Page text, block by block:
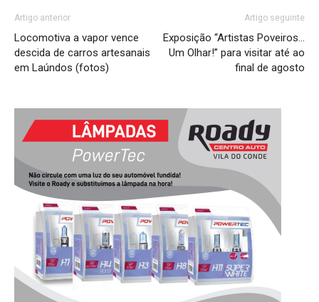
Artigo anterior
Locomotiva a vapor vence
descida de carros artesanais
em Laúndos (fotos)
Artigo seguinte
Exposição “Artistas Poveiros…
Um Olhar!” para visitar até ao
final de agosto